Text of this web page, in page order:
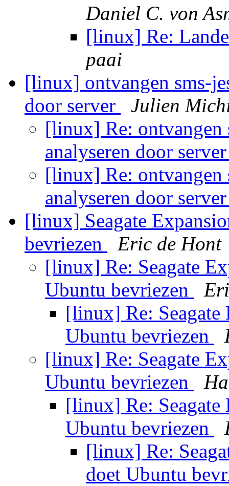
Daniel C. von
[linux] Re:
paai
[linux] ontvangen sms-
door server
Julien
[linux] Re: ontvangen
analyseren door
[linux] Re: ontvangen
analyseren door
[linux] Seagate
bevriezen
Eric de Hont
[linux] Re: Seagate
Ubuntu bevriezen
[linux] Re:
Ubuntu bevriezen
[linux] Re: Seagate
Ubuntu bevriezen
[linux] Re:
Ubuntu bevriezen
[linux] Re:
doet Ubuntu